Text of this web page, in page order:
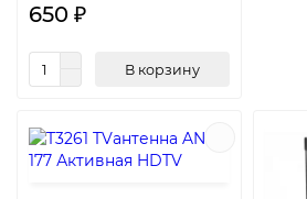
650 ₽
В корзину